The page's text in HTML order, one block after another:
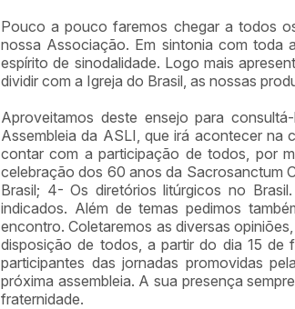
Pouco a pouco faremos chegar a todos
nossa Associação. Em sintonia com toda
espírito de sinodalidade. Logo mais
dividir com a Igreja do Brasil, as nossas
Aproveitamos deste ensejo para
Assembleia da ASLI, que irá acontecer na
contar com a participação de todos, por
celebração dos 60 anos da Sacrosanctum
Brasil; 4- Os diretórios litúrgicos no
indicados. Além de temas pedimos
encontro. Coletaremos as diversas
disposição de todos, a partir do dia 15 de
participantes das jornadas promovidas
próxima assembleia. A sua presença
fraternidade.